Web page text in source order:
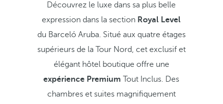
Découvrez le luxe dans sa plus belle
expression dans la section Royal Level
du Barceló Aruba. Situé aux quatre étages
supérieurs de la Tour Nord, cet exclusif et
élégant hôtel boutique offre une
expérience PremiumTout Inclus. Des
chambres et suites magnifiquement